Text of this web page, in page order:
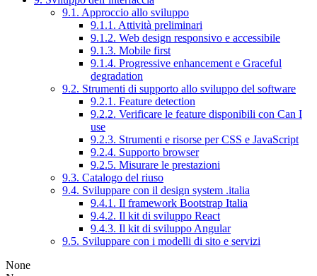
9.1. Approccio allo sviluppo
9.1.1. Attività preliminari
9.1.2. Web design responsivo e accessibile
9.1.3. Mobile first
9.1.4. Progressive enhancement e Graceful
degradation
9.2. Strumenti di supporto allo sviluppo del software
9.2.1. Feature detection
9.2.2. Verificare le feature disponibili con Can I
use
9.2.3. Strumenti e risorse per CSS e JavaScript
9.2.4. Supporto browser
9.2.5. Misurare le prestazioni
9.3. Catalogo del riuso
9.4. Sviluppare con il design system .italia
9.4.1. Il framework Bootstrap Italia
9.4.2. Il kit di sviluppo React
9.4.3. Il kit di sviluppo Angular
9.5. Sviluppare con i modelli di sito e servizi
None